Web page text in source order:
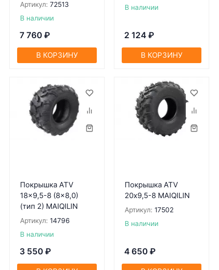
Артикул: 72513
В наличии
7 760 ₽
В КОРЗИНУ
В наличии
2 124 ₽
В КОРЗИНУ
Покрышка ATV
18x9,5-8 (8x8,0)
(тип 2) MAIQILIN
Артикул: 14796
В наличии
3 550 ₽
Покрышка ATV
20х9,5-8 MAIQILIN
Артикул: 17502
В наличии
4 650 ₽